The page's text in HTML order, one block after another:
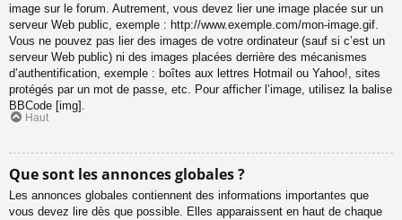
image sur le forum. Autrement, vous devez lier une image placée sur un
serveur Web public, exemple : http://www.exemple.com/mon-image.gif.
Vous ne pouvez pas lier des images de votre ordinateur (sauf si c’est un
serveur Web public) ni des images placées derrière des mécanismes
d’authentification, exemple : boîtes aux lettres Hotmail ou Yahoo!, sites
protégés par un mot de passe, etc. Pour afficher l’image, utilisez la balise
BBCode [img].
Haut
Que sont les annonces globales ?
Les annonces globales contiennent des informations importantes que
vous devez lire dès que possible. Elles apparaissent en haut de chaque